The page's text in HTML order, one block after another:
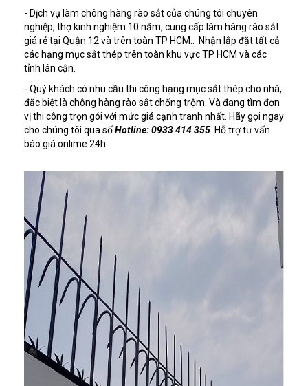
- Dịch vụ làm chông hàng rào sắt của chúng tôi chuyên
nghiệp, thợ kinh nghiệm 10 năm, cung cấp làm hàng rào sắt
giá rẻ tại Quận 12 và trên toàn TP HCM.. Nhận lắp đặt tất cả
các hạng mục sắt thép trên toàn khu vực TP HCM và các
tỉnh lân cận.
- Quý khách có nhu cầu thi công hạng mục sắt thép cho nhà,
đặc biệt là chông hàng rào sắt chống trộm. Và đang tìm đơn
vị thi công trọn gói với mức giá cạnh tranh nhất. Hãy gọi ngay
cho chúng tôi qua sốHotline: 0933 414 355 . Hỗ trợ tư vấn
báo giá onlime 24h.